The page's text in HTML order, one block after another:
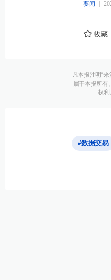
要闻
收藏
凡本报注明“
属于本报所
权利
#数据交易